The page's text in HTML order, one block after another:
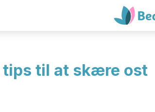
tips til at skære ost